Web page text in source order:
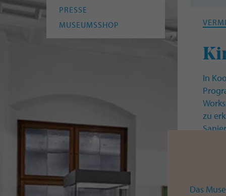
Leitbild
Team
Freunde
PRESSE
MUSEUMSSHOP
In
zu
Das